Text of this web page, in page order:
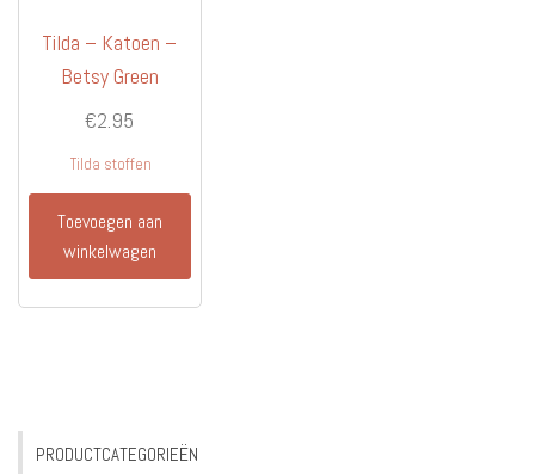
Tilda – Katoen –
Betsy Green
€2.95
Tilda stoffen
Toevoegen aan
winkelwagen
PRODUCTCATEGORIEËN